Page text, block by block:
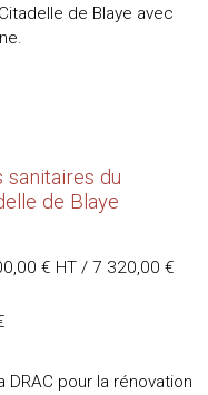
de Blaye avec
sanitaires du
de Blaye
€ HT / 7 320,00 €
pour la rénovation